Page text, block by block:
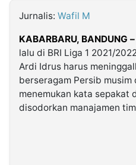
Kabarbaru.co
2026
Jurnalis: Wafil M
KABARBARU, BANDUNG –
lalu di BRI Liga 1 2021/
Ardi Idrus harus
berseragam Persib
menemukan kata sepakat
disodorkan manajamen